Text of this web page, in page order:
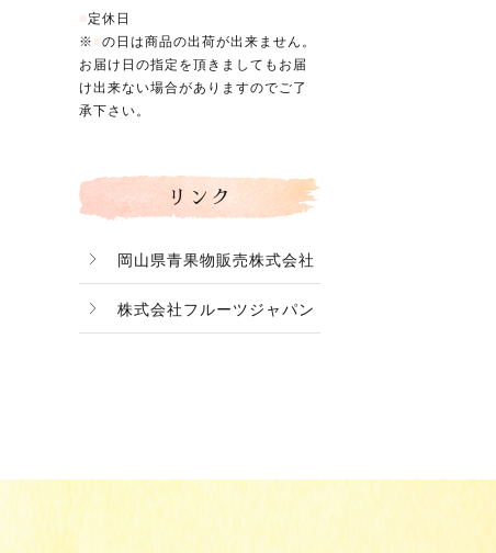
定休日
※
の日は商品の出荷が出来ません。
お届け日の指定を頂きましてもお届
け出来ない場合がありますのでご了
承下さい。
リンク
岡山県青果物販売株式会社
株式会社フルーツジャパン